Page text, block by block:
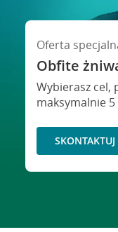
Oferta
Obfite
Wybierasz cel,
maksymalnie 5